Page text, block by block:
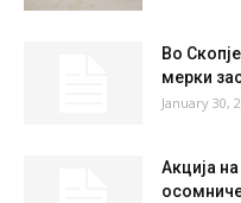
Во
мерки
January 30,
Акција